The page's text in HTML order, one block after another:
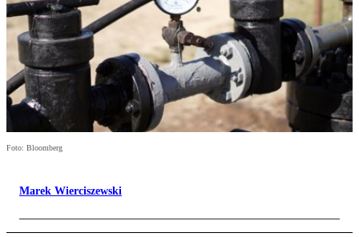
Foto: Bloomberg
Marek Wierciszewski